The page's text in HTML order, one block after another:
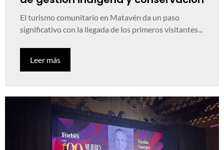
El turismo comunitario en Matavén da un paso
significativo con la llegada de los primeros visitantes...
Leer más